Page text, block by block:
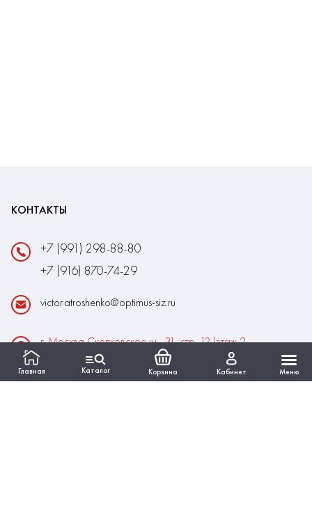
Главная Каталог Корзина Кабинет Меню
КОНТАКТЫ
+7 (991) 298-88-80
+7 (916) 870-74-29
victor.atroshenko@optimus-siz.ru
г. Москва Сколковское ш., 31, стр. 12 (этаж 2,
помещение 22)
Время работы: